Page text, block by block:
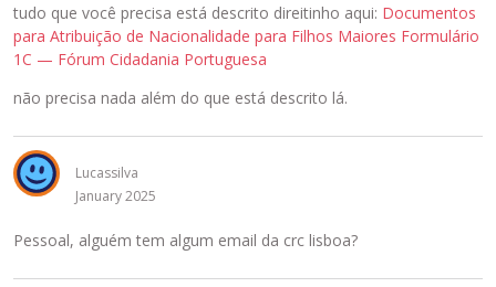
tudo que você precisa está descrito direitinho aqui: Documentos
para Atribuição de Nacionalidade para Filhos Maiores Formulário
1C — Fórum Cidadania Portuguesa
não precisa nada além do que está descrito lá.
Lucassilva
January 2025
Pessoal, alguém tem algum email da crc lisboa?